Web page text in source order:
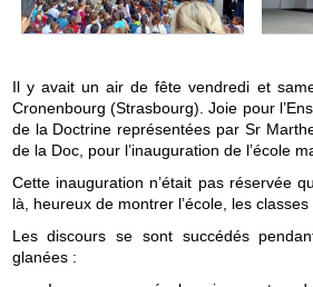
Il y avait un air de fête vendredi et
Cronenbourg (Strasbourg). Joie pour
de la Doctrine représentées par Sr
de la Doc, pour l’inauguration de l’école
Cette inauguration n’était pas réservée
là, heureux de montrer l’école, les
Les discours se sont succédés
glanées :